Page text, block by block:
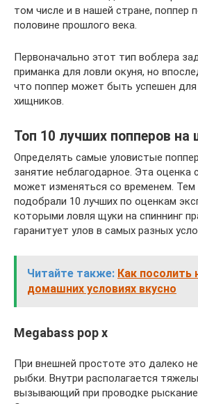
том числе и в нашей стране, поппер
половине прошлого века.
Первоначально этот тип воблера
приманка для ловли окуня, но
что поппер может быть успешен для
хищников.
Топ 10 лучших попперов на
Определять самые уловистые
занятие неблагодарное. Эта оценка
может изменяться со временем.
подобрали 10 лучших по оценкам
которыми ловля щуки на спиннинг
гаранитует улов в самых разных
Читайте также: Как посолить
домашних условиях вкусно
Megabass pop x
При внешней простоте это далеко
рыбки. Внутри располагается
вызывающий при проводке